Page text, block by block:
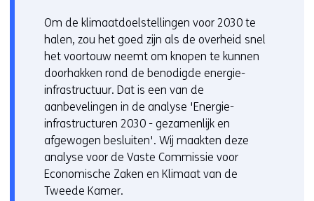
Om de klimaatdoelstellingen voor 2030 te
halen, zou het goed zijn als de overheid snel
het voortouw neemt om knopen te kunnen
doorhakken rond de benodigde energie-
infrastructuur. Dat is een van de
aanbevelingen in de analyse 'Energie-
infrastructuren 2030 - gezamenlijk en
afgewogen besluiten'. Wij maakten deze
analyse voor de Vaste Commissie voor
Economische Zaken en Klimaat van de
Tweede Kamer.